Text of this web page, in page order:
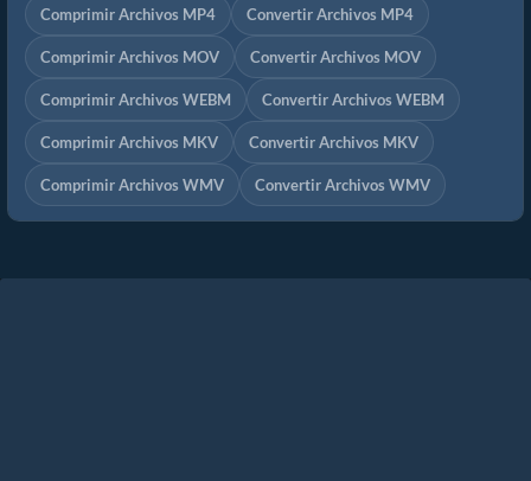
Comprimir Archivos MP4 Convertir Archivos MP4
Comprimir Archivos MOV Convertir Archivos MOV
Comprimir Archivos WEBM Convertir Archivos WEBM
Comprimir Archivos MKV Convertir Archivos MKV
Comprimir Archivos WMV Convertir Archivos WMV